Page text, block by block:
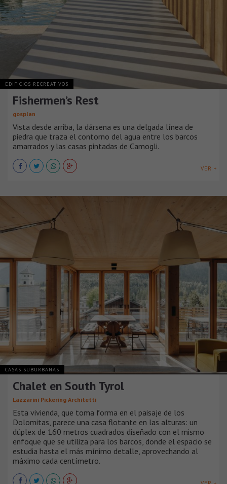
EDIFICIOS RECREATIVOS
Fishermen’s Rest
gosplan
Vista desde arriba, la dársena es una delgada línea de
piedra que traza el contorno del agua entre los barcos
amarrados y las casas pintadas de Camogli.
VER +
CASAS SUBURBANAS
Chalet en South Tyrol
Lazzarini Pickering Architetti
Esta vivienda, que toma forma en el paisaje de los
Dolomitas, parece una casa flotante en las alturas: un
dúplex de 160 metros cuadrados diseñado con el mismo
enfoque que se utiliza para los barcos, donde el espacio se
estudia hasta el más mínimo detalle, aprovechando al
máximo cada centímetro.